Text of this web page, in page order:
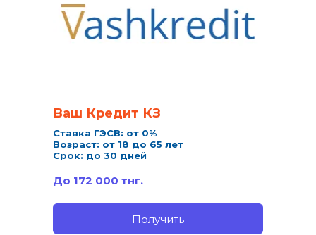
Ваш Кредит КЗ
Ставка ГЭСВ: от 0%
Возраст: от 18 до 65 лет
Срок: до 30 дней
До 172 000 тнг.
Получить